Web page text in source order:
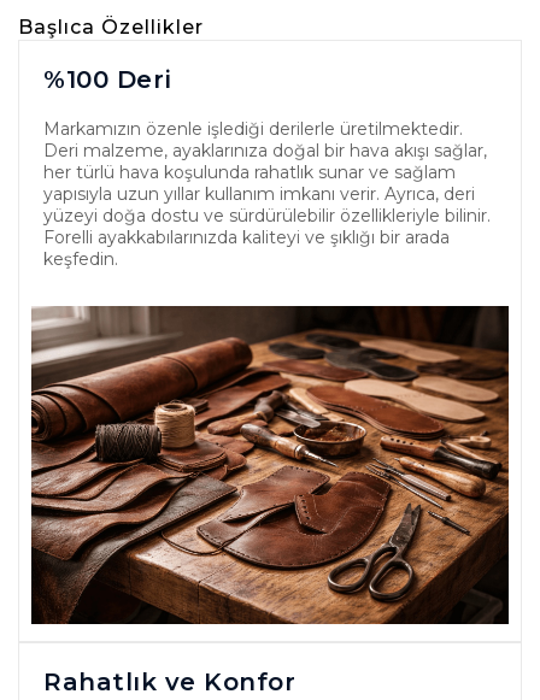
Başlıca Özellikler
%100 Deri
Markamızın özenle işlediği derilerle üretilmektedir.
Deri malzeme, ayaklarınıza doğal bir hava akışı sağlar,
her türlü hava koşulunda rahatlık sunar ve sağlam
yapısıyla uzun yıllar kullanım imkanı verir. Ayrıca, deri
yüzeyi doğa dostu ve sürdürülebilir özellikleriyle bilinir.
Forelli ayakkabılarınızda kaliteyi ve şıklığı bir arada
keşfedin.
Rahatlık ve Konfor